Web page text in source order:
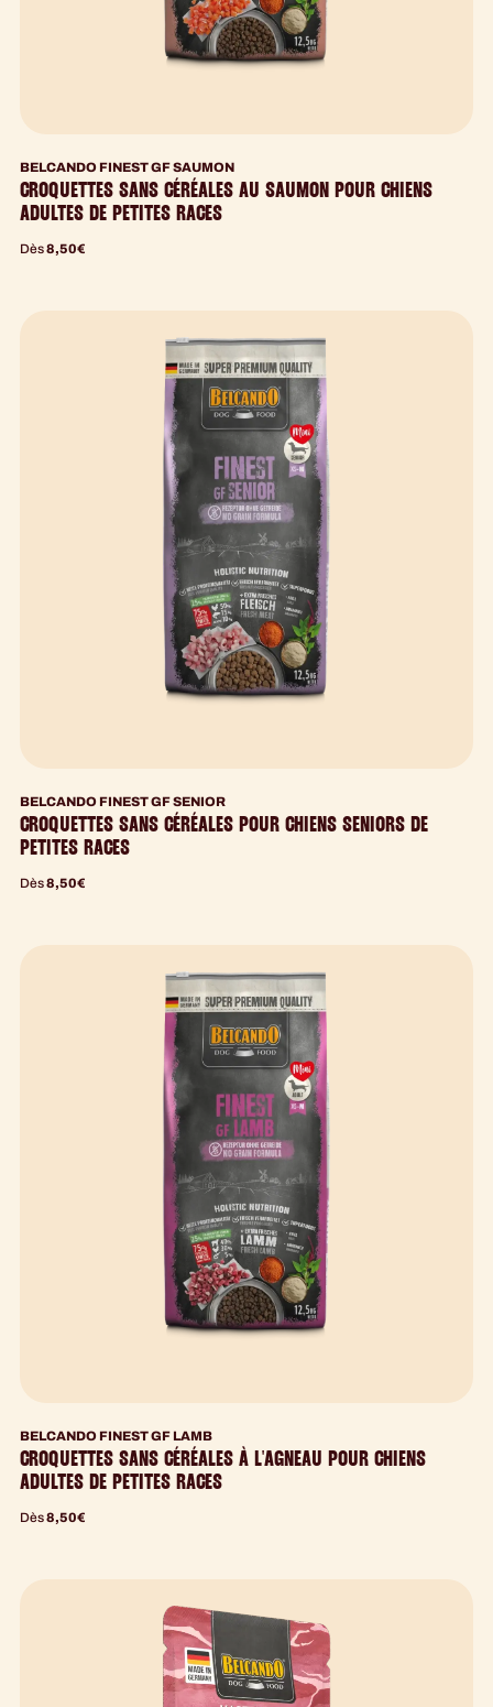
BELCANDO FINEST GF SAUMON
CROQUETTES SANS CÉRÉALES AU SAUMON POUR CHIENS
ADULTES DE PETITES RACES
Dès8,50€
BELCANDO FINEST GF SENIOR
CROQUETTES SANS CÉRÉALES POUR CHIENS SENIORS DE
PETITES RACES
Dès8,50€
BELCANDO FINEST GF LAMB
CROQUETTES SANS CÉRÉALES À L'AGNEAU POUR CHIENS
ADULTES DE PETITES RACES
Dès8,50€